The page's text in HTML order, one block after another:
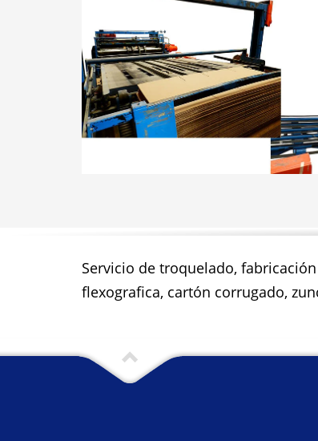
Servicio de troquelado,
flexografica, cartón corrugado,